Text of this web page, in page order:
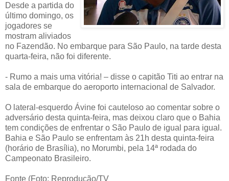
Desde a partida do
último domingo, os
jogadores se
mostram aliviados
no Fazendão. No embarque para São Paulo, na tarde desta
quarta-feira, não foi diferente.
- Rumo a mais uma vitória! – disse o capitão Titi ao entrar na
sala de embarque do aeroporto internacional de Salvador.
O lateral-esquerdo Ávine foi cauteloso ao comentar sobre o
adversário desta quinta-feira, mas deixou claro que o Bahia
tem condições de enfrentar o São Paulo de igual para igual.
Bahia e São Paulo se enfrentam às 21h desta quinta-feira
(horário de Brasília), no Morumbi, pela 14ª rodada do
Campeonato Brasileiro.
Fonte (Foto: Reprodução/TV